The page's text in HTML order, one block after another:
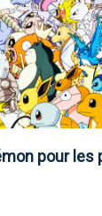
pour les